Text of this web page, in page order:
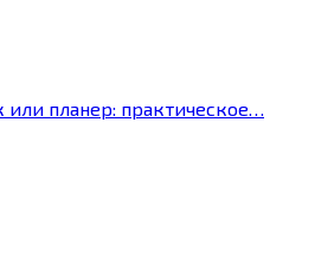
планер: практическое…